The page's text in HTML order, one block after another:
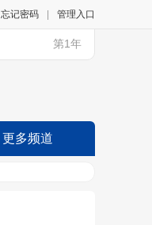
忘记密码 管理入口
第1年
更多频道